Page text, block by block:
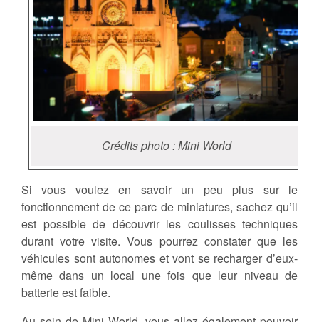
Crédits photo : Mini World
Si vous voulez en savoir un peu plus sur le
fonctionnement de ce parc de miniatures, sachez qu’il
est possible de découvrir les coulisses techniques
durant votre visite. Vous pourrez constater que les
véhicules sont autonomes et vont se recharger d’eux-
même dans un local une fois que leur niveau de
batterie est faible.